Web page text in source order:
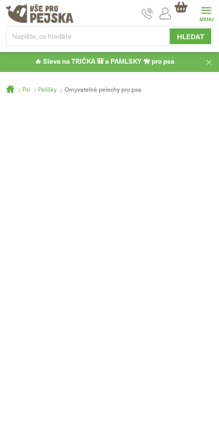
Přejít
obsah
HLEDAT
NÁKUPNÍ
KOŠÍK
🔥 Sleva na TRIČKA 🎒 a PAMLSKY 🦮 pro psa
Domů
Psi Pelíšky Omyvatelné pelechy pro psa